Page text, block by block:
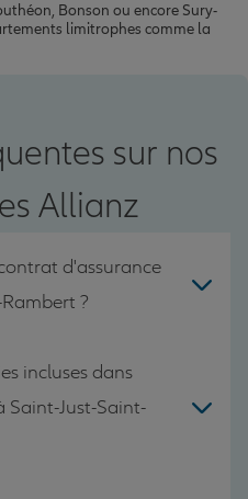
Bonson ou encore Sury-
limitrophes comme la
sur nos
Allianz
d'assurance
?
incluses dans
Saint-Just-Saint-